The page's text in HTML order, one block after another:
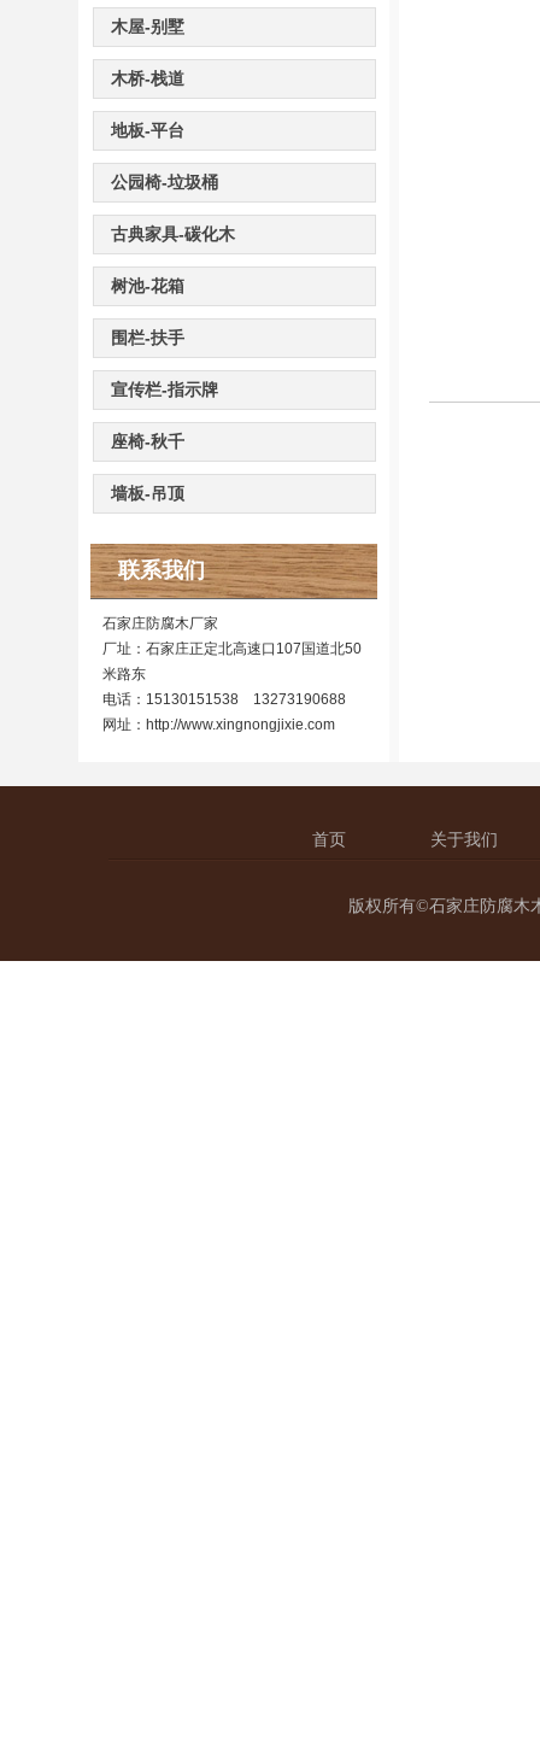
木屋-别墅
木桥-栈道
地板-平台
公园椅-垃圾桶
古典家具-碳化木
树池-花箱
围栏-扶手
宣传栏-指示牌
座椅-秋千
墙板-吊顶
联系我们
石家庄防腐木厂家
厂址：石家庄正定北高速口107国道北50
米路东
电话：15130151538 13273190688
网址： http://www.xingnongjixie.com
首页 关于我们
版权所有©石家庄防腐